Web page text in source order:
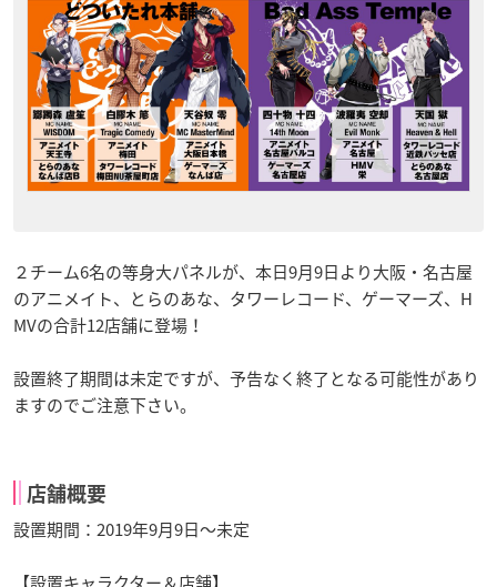
２チーム6名の等身大パネルが、本日9月9日より大阪・名古屋
のアニメイト、とらのあな、タワーレコード、ゲーマーズ、H
MVの合計12店舗に登場！
設置終了期間は未定ですが、予告なく終了となる可能性があり
ますのでご注意下さい。
店舗概要
設置期間：2019年9月9日〜未定
【設置キャラクター＆店舗】